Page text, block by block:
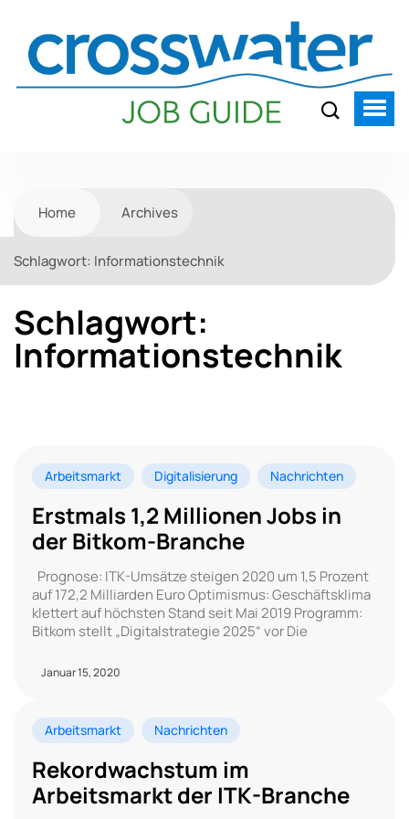
Home Archives
Schlagwort: Informationstechnik
Schlagwort:
Informationstechnik
Arbeitsmarkt Digitalisierung Nachrichten
Erstmals 1,2 Millionen Jobs in
der Bitkom-Branche
Prognose: ITK-Umsätze steigen 2020 um 1,5 Prozent
auf 172,2 Milliarden Euro Optimismus: Geschäftsklima
klettert auf höchsten Stand seit Mai 2019 Programm:
Bitkom stellt „Digitalstrategie 2025“ vor Die
Januar 15, 2020
Arbeitsmarkt Nachrichten
Rekordwachstum im
Arbeitsmarkt der ITK-Branche